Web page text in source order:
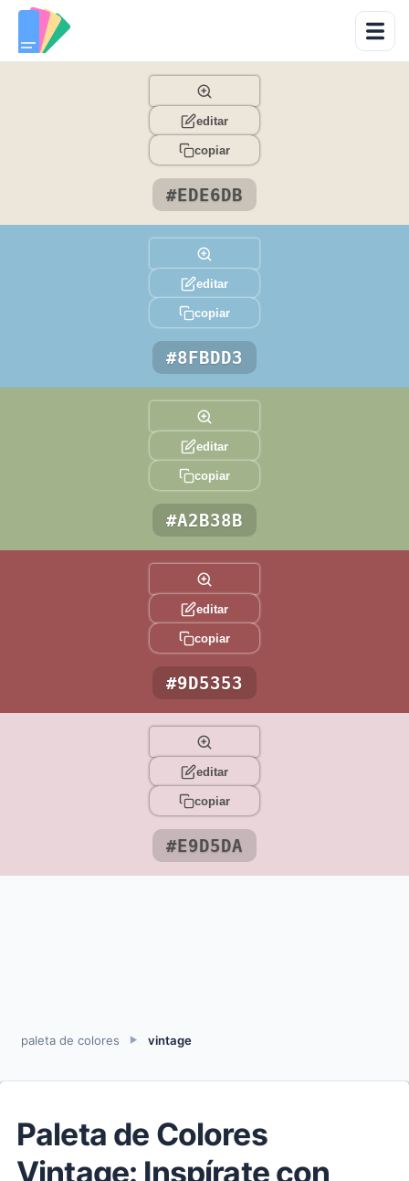
editar
copiar
#EDE6DB
editar
copiar
#8FBDD3
editar
copiar
#A2B38B
editar
copiar
#9D5353
editar
copiar
#E9D5DA
paleta de colores ► vintage
Paleta de Colores
Vintage: Inspírate con